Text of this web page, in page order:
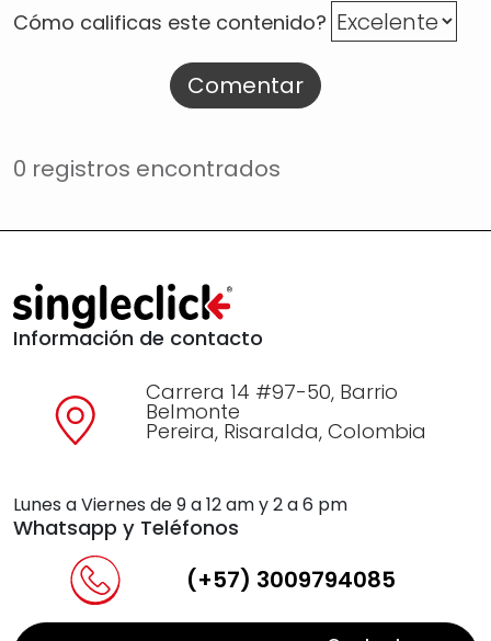
Cómo calificas este contenido?
Comentar
0 registros encontrados
Información de contacto
Carrera 14 #97-50, Barrio
Belmonte
Pereira, Risaralda, Colombia
Lunes a Viernes de 9 a 12 am y 2 a 6 pm
Whatsapp y Teléfonos
(+57) 3009794085